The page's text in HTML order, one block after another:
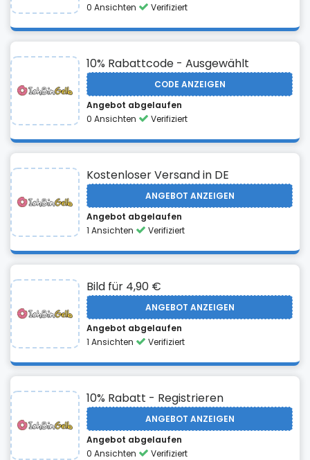
0 Ansichten
Verifiziert
10% Rabattcode - Ausgewählt
CODE ANZEIGEN
Angebot abgelaufen
0 Ansichten
Verifiziert
Kostenloser Versand in DE
ANGEBOT ANZEIGEN
Angebot abgelaufen
1 Ansichten
Verifiziert
Bild für 4,90 €
ANGEBOT ANZEIGEN
Angebot abgelaufen
1 Ansichten
Verifiziert
10% Rabatt - Registrieren
ANGEBOT ANZEIGEN
Angebot abgelaufen
0 Ansichten
Verifiziert